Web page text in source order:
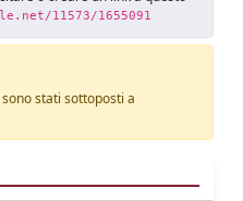
11573/1655091
stati sottoposti a